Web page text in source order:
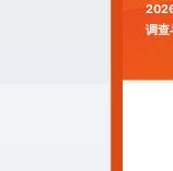
调查